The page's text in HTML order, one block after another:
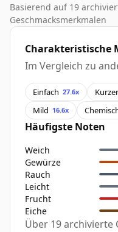
Basierend auf 19
Geschmacksmerkmalen
Charakteristische
Im Vergleich zu
Einfach 27.6x
Mild 16.6x
Häufigste Noten
Weich
Gewürze
Rauch
Leicht
Frucht
Eiche
Über 19 archivierte